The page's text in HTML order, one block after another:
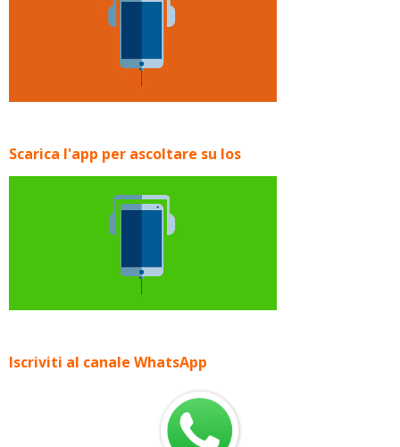
Scarica l'app per ascoltare su Ios
Iscriviti al canale WhatsApp